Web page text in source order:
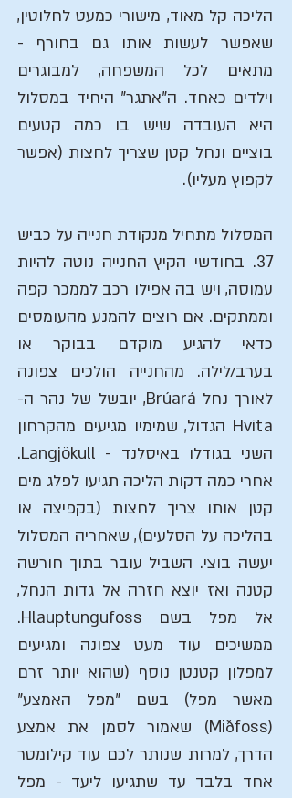
הליכה קל מאוד, מישורי כמעט לחלוטין,
שאפשר לעשות אותו גם בחורף -
מתאים לכל המשפחה, למבוגרים
וילדים כאחד. ה"אתגר" היחיד במסלול
היא העובדה שיש בו כמה קטעים
בוציים ונחל קטן שצריך לחצות (אפשר
לקפוץ מעליו).
המסלול מתחיל מנקודת חנייה על כביש
37. בחודשי הקיץ החנייה נוטה להיות
עמוסה, ויש בה אפילו רכב לממכר קפה
וממתקים. אם רוצים להמנע מהעומסים
כדאי להגיע מוקדם בבוקר או
בערב/לילה. מהחנייה הולכים צפונה
לאורך נחל Brúará, יובשל של נהר ה-
Hvita הגדול, שמימיו מגיעים מהקרחון
השני בגודלו באיסלנד - Langjökull.
אחרי כמה דקות הליכה תגיעו לפלג מים
קטן אותו צריך לחצות (בקפיצה או
בהליכה על הסלעים), שאחריה המסלול
יעשה בוצי. השביל עובר בתוך חורשה
קטנה ואז יוצא חזרה אל גדות הנחל,
אל מפל בשם Hlauptungufoss.
ממשיכים עוד מעט צפונה ומגיעים
למפלון קטנטן נוסף (שהוא יותר זרם
מאשר מפל) בשם "מפל האמצע"
(Miðfoss) שאמור לסמן את אמצע
הדרך, למרות שנותר לכם עוד קילומטר
אחד בלבד עד שתגיעו ליעד - מפל